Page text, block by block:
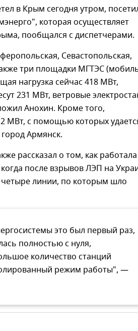
в Крым сегодня утром,
которая осуществляет
пообщался с диспетчерами.
Севастопольская,
три площадки МГТЭС
нагрузка сейчас 418 МВт,
231 МВт, ветровые
Анохин. Кроме того,
МВт, с помощью которых
Армянск.
рассказал о том, как работала
после взрывов ЛЭП на
линии, по которым шло
это был первый раз,
полностью с нуля,
количество станций
режим работы", —